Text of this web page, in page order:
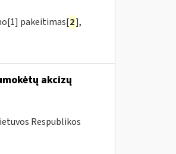
pakeitimas[2],
akcizų
Respublikos